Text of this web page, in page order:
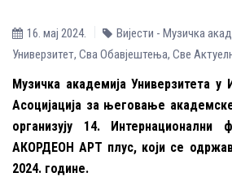
16. мај 2024. Вијести - Музичка
Универзитет, Сва Обавјештења, Све
Музичка академија Универзитета у
Асоцијација за његовање
организују 14. Интернационални
АКОРДЕОН АРТ плус, који се
2024. године.